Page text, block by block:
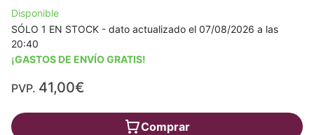
Disponible
SÓLO 1 EN STOCK - dato actualizado el 07/08/2026 a las
20:40
¡GASTOS DE ENVÍO GRATIS!
PVP. 41,00€
Comprar